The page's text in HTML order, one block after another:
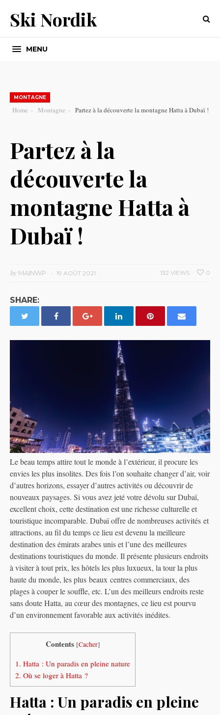
Ski Nordik
MENU
MONTAGNE
Home Montagne Partez à la découverte la montagne Hatta à Dubaï !
Partez à la
découverte la
montagne Hatta à
Dubaï !
byMAINWP 19 AOÛT 2021 0
132 VIEWS
SHARE:
Le beau temps attire tout le monde à l’extérieur, il procure les
envies les plus insolites. Des fois l’on souhaite changer d’air, voir
d’autres horizons, essayer d’autres activités ou découvrir de
nouveaux paysages. Si vous avez jeté votre dévolu sur Dubaï,
excellent choix, cette destination est une richesse culturelle et
touristique incomparable. Dubaï offre de nombreuses activités et
attractions, au fil du temps ce lieu est devenu la meilleure
destination des émirats arabes unis et l’une des meilleures
destinations touristiques du monde. Il présente plusieurs endroits
à visiter à tout prix, les hôtels les plus luxueux, la tour la plus
haute du monde, les plus beaux centres commerciaux, des
plages à couper le souffle, etc. L’un des meilleurs endroits reste
sans doute Hatta, au cœur des montagnes, ce lieu est pourvu
d’un environnement favorable aux activités inédites.
Contents [Cacher]
1. Hatta : Un paradis en pleine nature
2. Où se loger à Hatta ?
Hatta : Un paradis en pleine